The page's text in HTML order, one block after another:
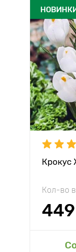
Крокус
Кол-во
449